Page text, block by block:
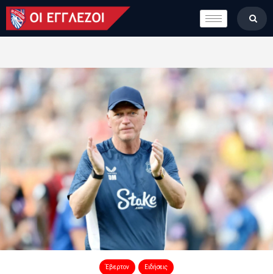
LONDON CALLING
ΚΑΤΗΓΟΡΙΕΣ
ΒΑΘΜΟΛΟΓΙΕΣ
ΟΜΑΔΕΣ
ΠΟΙΟΙ ΕΙΜΑΣΤΕ
Έβερτον Ειδήσεις